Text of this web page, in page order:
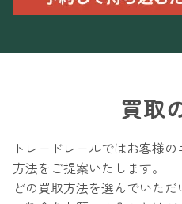
買取
トレードレールではお客様
方法をご提案いたします。
どの買取方法を選んでいた